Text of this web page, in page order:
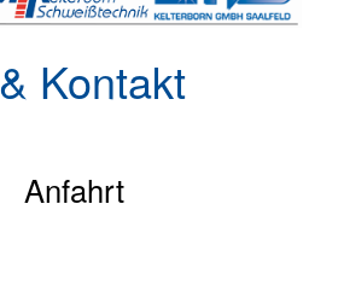
Kontakt
Anfahrt